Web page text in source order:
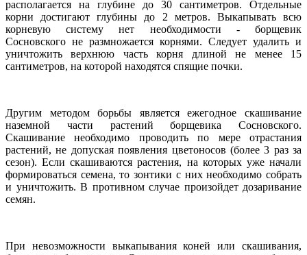
располагается на глубине до 30 сантиметров. Отдельные
корни достигают глубины до 2 метров. Выкапывать всю
корневую систему нет необходимости - борщевик
Сосновского не размножается корнями. Следует удалить и
уничтожить верхнюю часть корня длиной не менее 15
сантиметров, на которой находятся спящие почки.
Другим методом борьбы является ежегодное скашивание
наземной части растений борщевика Сосновского.
Скашивание необходимо проводить по мере отрастания
растений, не допуская появления цветоносов (более 3 раз за
сезон). Если скашиваются растения, на которых уже начали
формироваться семена, то зонтики с них необходимо собрать
и уничтожить. В противном случае произойдет дозаривание
семян.
При невозможности выкапывания коней или скашивания,